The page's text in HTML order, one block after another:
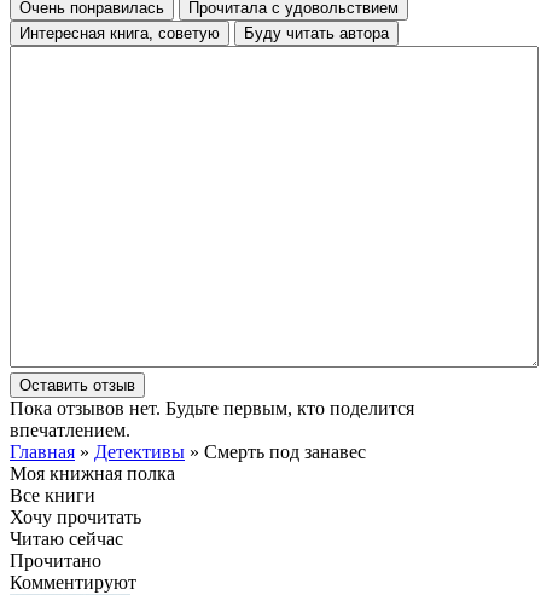
Очень понравилась
Прочитала с удовольствием
Интересная книга, советую
Буду читать автора
Оставить отзыв
Пока отзывов нет. Будьте первым, кто поделится
впечатлением.
Главная » Детективы » Смерть под занавес
Моя книжная полка
Все книги
Хочу прочитать
Читаю сейчас
Прочитано
Комментируют